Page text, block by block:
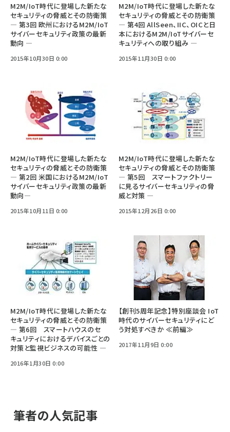
M2M/IoT時代に登場した新たな
セキュリティの脅威とその防衛策
― 第3回 欧州におけるM2M/IoT
サイバーセキュリティ政策の最新
動向 ―
2015年10月30日 0:00
M2M/IoT時代に登場した新たな
セキュリティの脅威とその防衛策
― 第4回 AllSeen、IIC、OICと日
本におけるM2M/IoTサイバーセ
キュリティへの取り組み ―
2015年11月30日 0:00
M2M/IoT時代に登場した新たな
セキュリティの脅威とその防衛策
― 第2回 米国におけるM2M/IoT
サイバーセキュリティ政策の最新
動向―
2015年10月11日 0:00
M2M/IoT時代に登場した新たな
セキュリティの脅威とその防衛策
― 第5回 スマートファクトリー
に見るサイバーセキュリティの脅
威と対策 ―
2015年12月26日 0:00
M2M/IoT時代に登場した新たな
セキュリティの脅威とその防衛策
― 第6回 スマートハウスのセ
キュリティにおけるデバイスごとの
対策と監視ビジネスの可能性 ―
2016年1月30日 0:00
【創刊5周年記念】特別座談会 IoT
時代のサイバーセキュリティにど
う対処すべきか ≪前編≫
2017年11月9日 0:00
筆者の人気記事